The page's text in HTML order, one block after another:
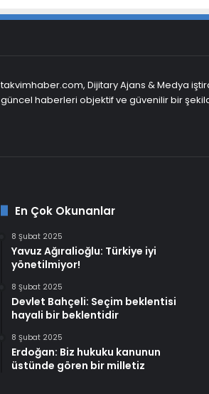
takvimhaber.com, Dijitary Ajans & Medya
güncel haberleri objektif ve güvenilir bir
En Çok Okunanlar
8 Şubat 2025
Yavuz Ağıralioğlu: Türkiye iyi
yönetilmiyor!
8 Şubat 2025
Devlet Bahçeli: Seçim beklentisi
hayali bir beklentidir
8 Şubat 2025
Erdoğan: Biz hukuku kanunun
üstünde gören bir milletiz